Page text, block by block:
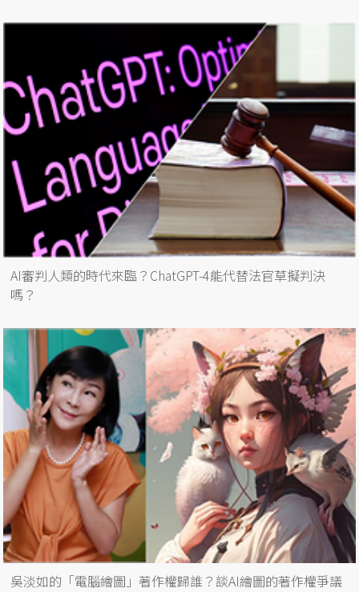
AI審判人類的時代來臨？ChatGPT-4能代替法官草擬判決
嗎？
吳淡如的「電腦繪圖」著作權歸誰？談AI繪圖的著作權爭議